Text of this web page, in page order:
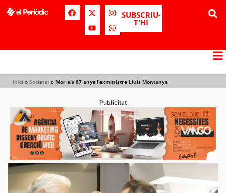
SUBSCRIU-
T'HI
Inici » Societat » Mor als 87 anys l’exministre Lluís Montanya
Publicitat